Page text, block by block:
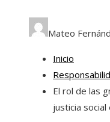
Mateo
Inicio
El rol de las
justicia social